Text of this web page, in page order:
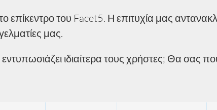
επίκεντρο του Facet5. Η επιτυχία μας
μας.
ιδιαίτερα τους χρήστες; Θα σας